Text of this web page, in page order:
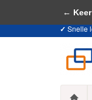
✓ Snelle
←